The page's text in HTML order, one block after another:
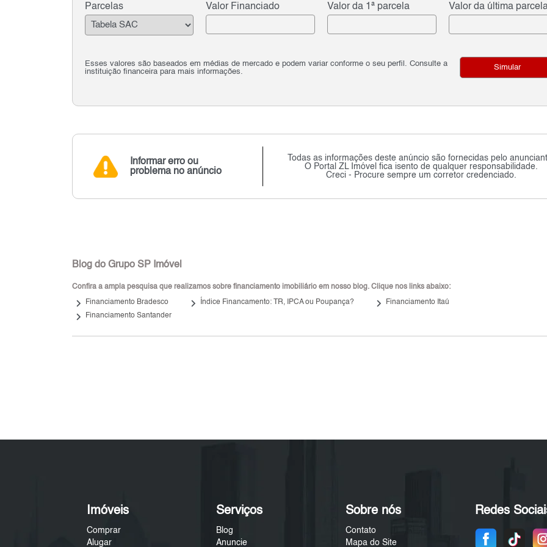
Parcelas Valor Financiado Valor da 1ª parcela Valor da última
Esses valores são baseados em médias de mercado e podem variar conforme o seu perfil. Consulte a
instituição financeira para mais informações.
Simular
Informar erro ou
problema no anúncio
Todas as informações deste anúncio são fornecidas pelo
O Portal ZL Imóvel fica isento de qualquer responsabilidade.
Creci - Procure sempre um corretor credenciado.
Blog do Grupo SP Imóvel
Confira a ampla pesquisa que realizamos sobre financiamento imobiliário em nosso blog. Clique nos links abaixo:
keyboard_arrow_right Financiamento Bradesco keyboard_arrow_right Índice Financamento: TR, IPCA ou Poupança? keyboard_arrow_right Financiamento Itaú
keyboard_arrow_right Financiamento Santander
Imóveis
Comprar
Alugar
Serviços
Blog
Anuncie
Sobre nós
Contato
Mapa do Site
Redes